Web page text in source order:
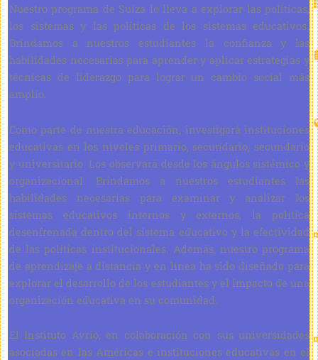
Nuestro programa de Suiza lo lleva a explorar las políticas,
los sistemas y las políticas de los sistemas educativos.
Brindamos a nuestros estudiantes la confianza y las
habilidades necesarias para aprender y aplicar estrategias y
técnicas de liderazgo para lograr un cambio social más
amplio.
Como parte de nuestra educación, investigará instituciones
educativas en los niveles primario, secundario, secundario
y universitario. Los observará desde los ángulos sistémico y
organizacional. Brindamos a nuestros estudiantes las
habilidades necesarias para examinar y analizar los
sistemas educativos internos y externos, la política
desenfrenada dentro del sistema educativo y la efectividad
de las políticas institucionales. Además, nuestro programa
de aprendizaje a distancia y en línea ha sido diseñado para
explorar el desarrollo de los estudiantes y el impacto de una
organización educativa en su comunidad.
El Instituto Avrio, en colaboración con sus universidades
asociadas en las Américas e instituciones educativas en el